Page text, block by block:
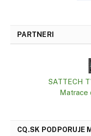
PARTNERI
SATTECH
Matrace
CQ.SK PODPORUJE